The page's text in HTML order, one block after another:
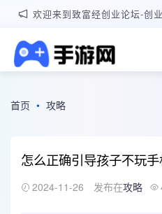
欢迎来到致富经创业论坛-创
首页 • 攻略
怎么正确引导孩子不玩
2024-11-26 发布在攻略